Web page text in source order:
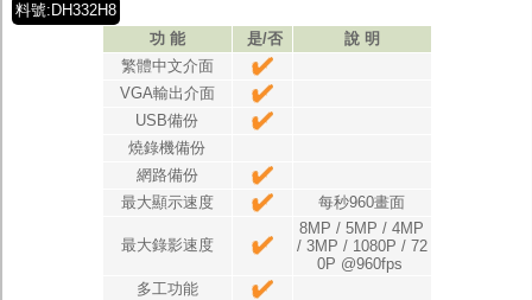
料號:DH332H8
功 能
是/否
說 明
繁體中文介面
VGA輸出介面
USB備份
燒錄機備份
網路備份
最大顯示速度
每秒960畫面
最大錄影速度
8MP / 5MP / 4MP
/ 3MP / 1080P / 72
0P @960fps
多工功能